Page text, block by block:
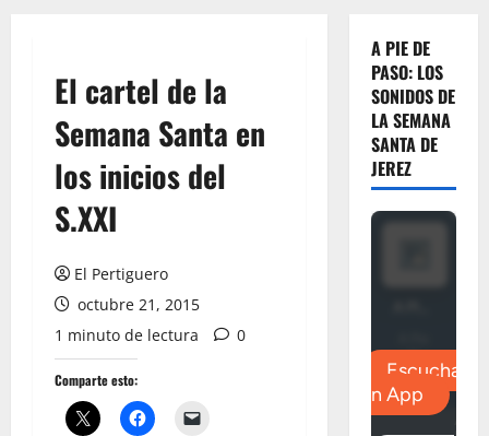
El cartel de la
Semana Santa en
los inicios del
S.XXI
El Pertiguero
octubre 21, 2015
1 minuto de lectura
0
Comparte esto:
A PIE DE
PASO: LOS
SONIDOS DE
LA SEMANA
SANTA DE
JEREZ